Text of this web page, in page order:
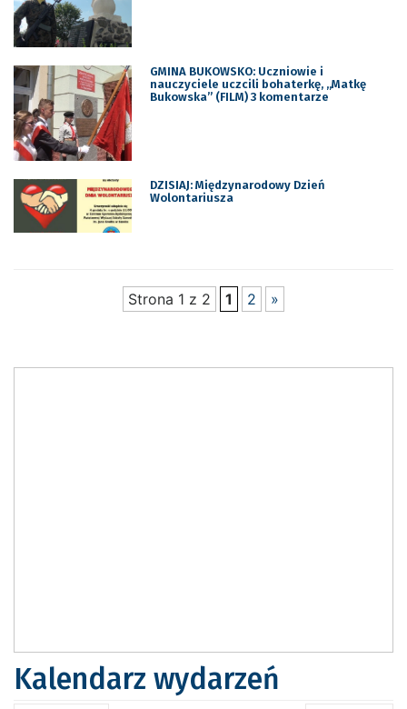
GMINA BUKOWSKO: Uczniowie i
nauczyciele uczcili bohaterkę, „Matkę
Bukowska” (FILM) 3 komentarze
DZISIAJ: Międzynarodowy Dzień
Wolontariusza
Strona 1 z 2 1 2 »
Kalendarz wydarzeń